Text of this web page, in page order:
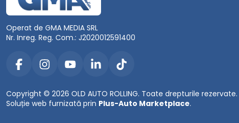
Operat de GMA MEDIA SRL
Nr. Inreg. Reg. Com.: J2020012591400
Copyright © 2026 OLD AUTO ROLLING. Toate drepturile rezervate.
Soluție web furnizată prin Plus-Auto Marketplace.